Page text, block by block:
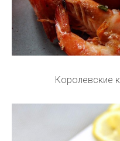
Королевские